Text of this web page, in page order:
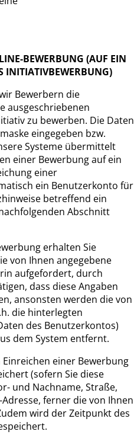
BEWERBUNG (AUF EIN
INITIATIVBEWERBUNG)
Bewerbern die
ausgeschriebenen
zu bewerben. Die Daten
eingegeben bzw.
Systeme übermittelt
einer Bewerbung auf ein
einer
ein Benutzerkonto für
betreffend ein
Abschnitt
erhalten Sie
von Ihnen angegebene
aufgefordert, durch
dass diese Angaben
ansonsten werden die von
die hinterlegten
des Benutzerkontos)
dem System entfernt.
einer Bewerbung
(sofern Sie diese
und Nachname, Straße,
ferner die von Ihnen
wird der Zeitpunkt des